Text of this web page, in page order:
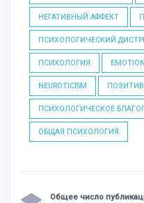
НЕГАТИВНЫЙ АФФЕКТ
ПСИХОЛОГИЧЕСКИЙ
ПСИХОЛОГИЯ
NEUROTICISM
ПСИХОЛОГИЧЕСКОЕ
ОБЩАЯ ПСИХОЛОГИЯ
Общее число